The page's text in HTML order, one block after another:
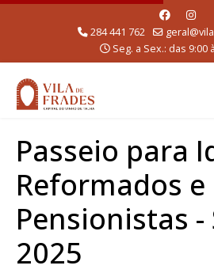
284 441 762
Seg. a Sex.: das 9:00
Passeio para
Reformados e
Pensionistas -
2025